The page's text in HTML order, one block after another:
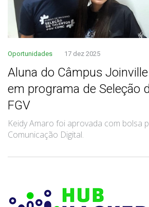
Oportunidades 17 dez 2025
Aluna do Câmpus
em programa de Seleção
FGV
Keidy Amaro foi aprovada com bolsa
Comunicação Digital.